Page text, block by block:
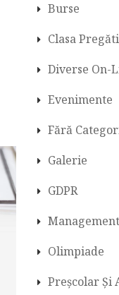
Burse
Clasa
Diverse On-
Evenimente
Fără
Galerie
GDPR
Management
Olimpiade
Preșcolar Și